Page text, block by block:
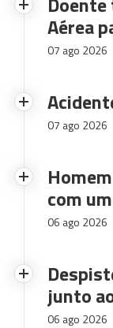
Aérea
07 ago 2026
07 ago 2026
com
06 ago 2026
junto
06 ago 2026